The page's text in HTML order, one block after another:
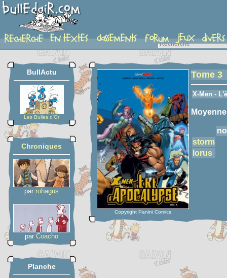
detail-etoiles
BullActu
Les Bulles d'Or
Chroniques
par rohagus
par Coacho
Planche
Copyright Panini Comics
Tome 3
X-Men -
Moyenne
storm
lorus